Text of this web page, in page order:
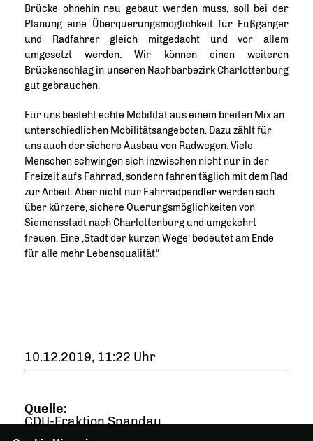
Brücke ohnehin neu gebaut werden muss, soll bei der
Planung eine Überquerungsmöglichkeit für Fußgänger
und Radfahrer gleich mitgedacht und vor allem
umgesetzt werden. Wir können einen weiteren
Brückenschlag in unseren Nachbarbezirk Charlottenburg
gut gebrauchen.
Für uns besteht echte Mobilität aus einem breiten Mix an
unterschiedlichen Mobilitätsangeboten. Dazu zählt für
uns auch der sichere Ausbau von Radwegen. Viele
Menschen schwingen sich inzwischen nicht nur in der
Freizeit aufs Fahrrad, sondern fahren täglich mit dem Rad
zur Arbeit. Aber nicht nur Fahrradpendler werden sich
über kürzere, sichere Querungsmöglichkeiten von
Siemensstadt nach Charlottenburg und umgekehrt
freuen. Eine ‚Stadt der kurzen Wege‘ bedeutet am Ende
für alle mehr Lebensqualität.“
10.12.2019, 11:22 Uhr
Quelle:
CDU-Fraktion Spandau